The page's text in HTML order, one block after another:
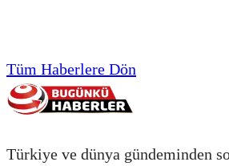
Tüm Haberlere Dön
Türkiye ve dünya gündeminden